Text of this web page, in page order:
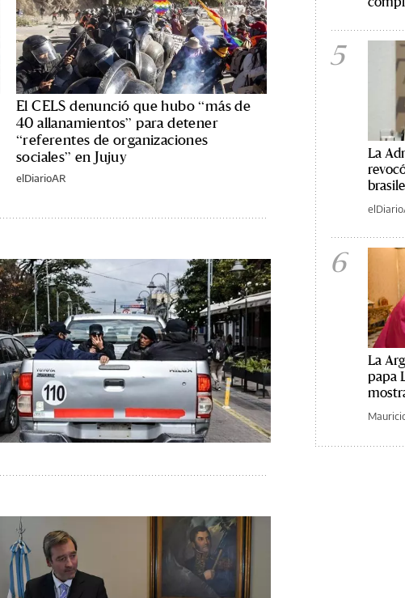
El CELS denunció que hubo “más de
40 allanamientos” para detener
“referentes de organizaciones
sociales” en Jujuy
elDiarioAR
5
La
6
La
papa